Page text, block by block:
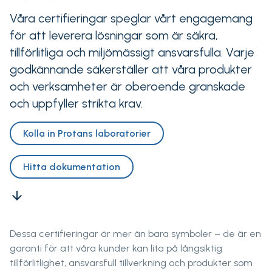
Våra certifieringar speglar vårt engagemang
för att leverera lösningar som är säkra,
tillförlitliga och miljömässigt ansvarsfulla. Varje
godkännande säkerställer att våra produkter
och verksamheter är oberoende granskade
och uppfyller strikta krav.
Kolla in Protans laboratorier
Hitta dokumentation
arrow_downward
Dessa certifieringar är mer än bara symboler – de är en
garanti för att våra kunder kan lita på långsiktig
tillförlitlighet, ansvarsfull tillverkning och produkter som